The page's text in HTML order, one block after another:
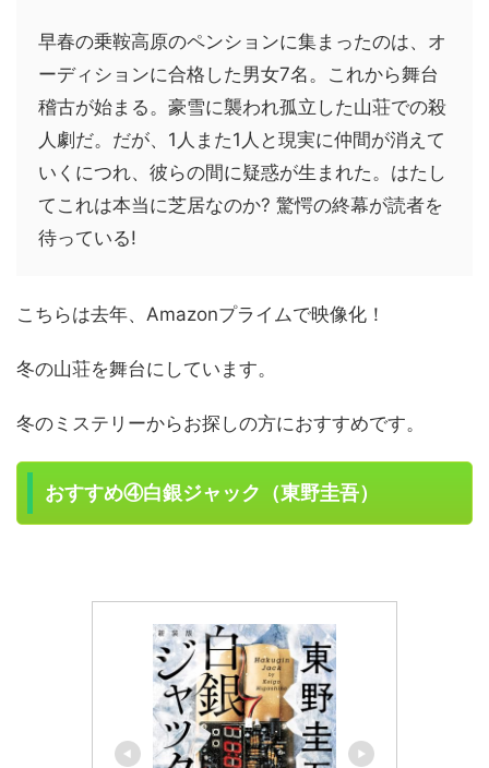
早春の乗鞍高原のペンションに集まったのは、オ
ーディションに合格した男女7名。これから舞台
稽古が始まる。豪雪に襲われ孤立した山荘での殺
人劇だ。だが、1人また1人と現実に仲間が消えて
いくにつれ、彼らの間に疑惑が生まれた。はたし
てこれは本当に芝居なのか? 驚愕の終幕が読者を
待っている!
こちらは去年、Amazonプライムで映像化！
冬の山荘を舞台にしています。
冬のミステリーからお探しの方におすすめです。
おすすめ④白銀ジャック（東野圭吾）